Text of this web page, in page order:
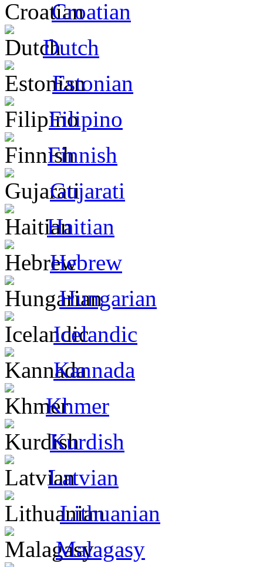
Croatian
Dutch
Estonian
Filipino
Finnish
Gujarati
Haitian
Hebrew
Hungarian
Icelandic
Kannada
Khmer
Kurdish
Latvian
Lithuanian
Malagasy